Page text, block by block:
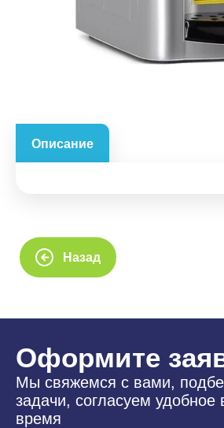
Описание
Назад
Оформите
Мы свяжемся с вами,
задачи, согласуем
время